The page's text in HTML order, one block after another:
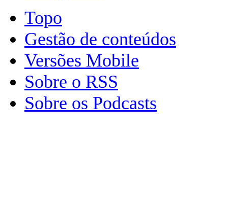
Topo
Gestão de conteúdos
Versões Mobile
Sobre o RSS
Sobre os Podcasts